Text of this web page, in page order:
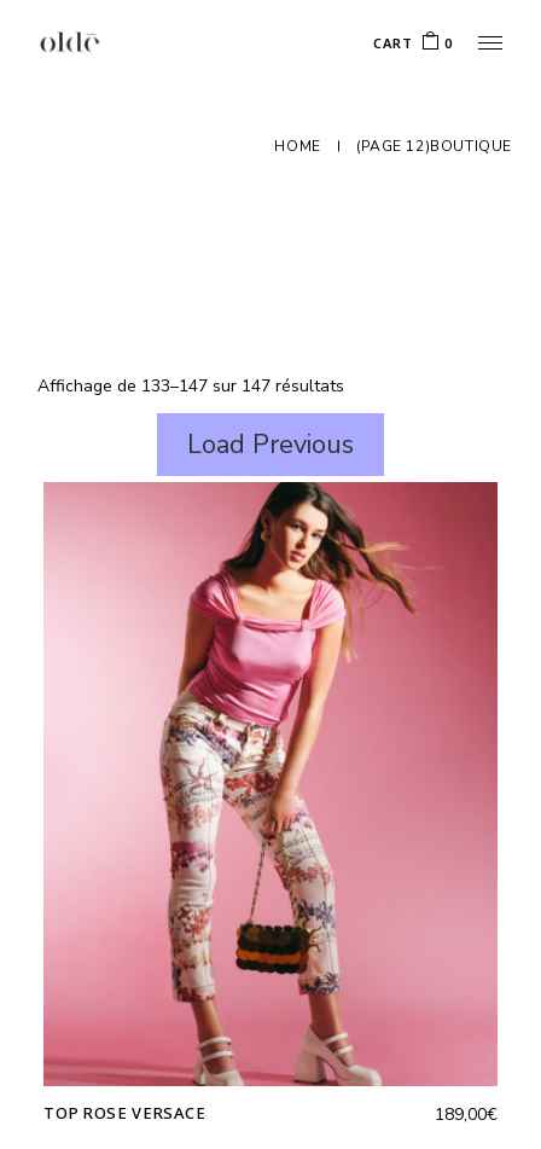
CART 0
HOME (PAGE 12)BOUTIQUE
Affichage de 133–147 sur 147 résultats
Load Previous
TOP ROSE VERSACE 189,00€